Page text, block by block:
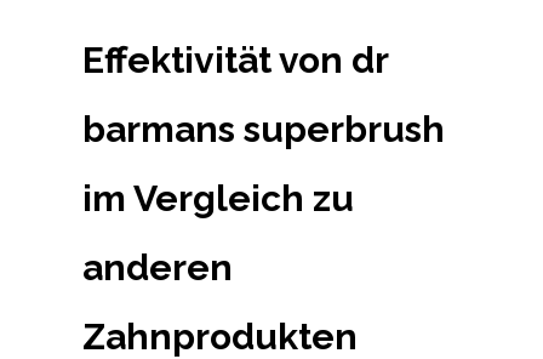
Effektivität von dr
barmans superbrush
im Vergleich zu
anderen
Zahnprodukten